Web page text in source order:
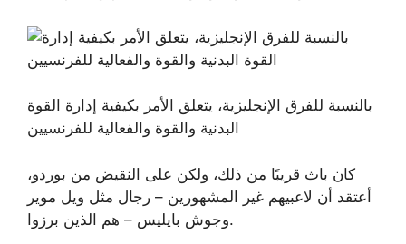
بالنسبة للفرق الإنجليزية، يتعلق الأمر بكيفية إدارة القوة
البدنية والقوة والفعالية للفرنسيين
كان باث قريبًا من ذلك، ولكن على النقيض من بوردو،
أعتقد أن لاعبيهم غير المشهورين – رجال مثل ويل موير
وجوش بايليس – هم الذين برزوا.